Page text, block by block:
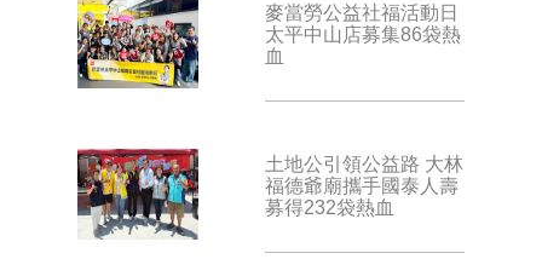
麥當勞公益社福活動日
太平中山店募集86袋熱
血
土地公引領公益路 大林
福德爺廟攜手國泰人壽
募得232袋熱血